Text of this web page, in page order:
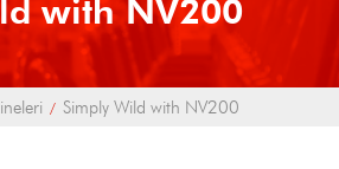
with NV200
Simply Wild with NV200